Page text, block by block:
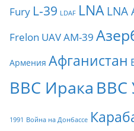
Fury L-39 LDAF LNA LNA
Frelon UAVАМ-39
Армения Афганистан
ВВС Ирака ВВС
1991 Война на Донбассе